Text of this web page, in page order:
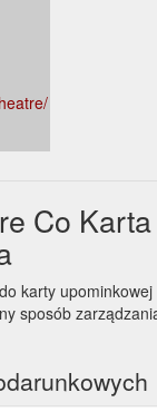
Co Karta
karty
sposób